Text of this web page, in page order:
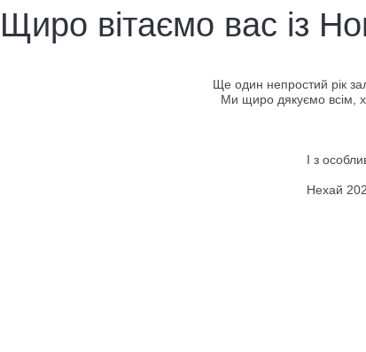
Щиро вітаємо вас із
Ще один непростий рік
Ми щиро дякуємо всім,
І з
Нехай